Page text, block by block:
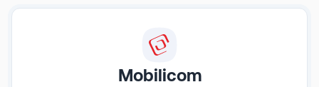
Mobilicom